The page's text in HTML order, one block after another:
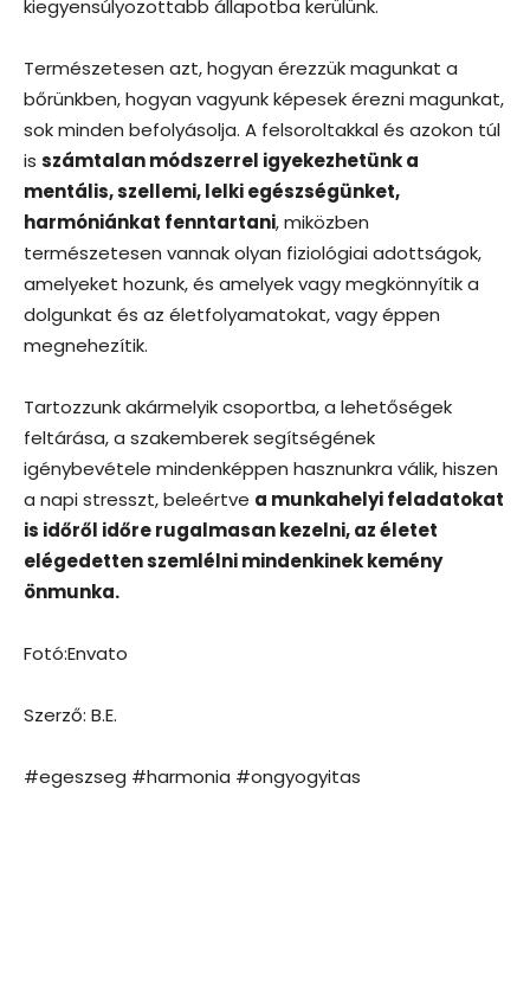
kiegyensúlyozottabb állapotba kerülünk.
Természetesen azt, hogyan érezzük magunkat a
bőrünkben, hogyan vagyunk képesek érezni magunkat,
sok minden befolyásolja. A felsoroltakkal és azokon túl
is számtalan módszerrel igyekezhetünk a
mentális, szellemi, lelki egészségünket,
harmóniánkat fenntartani, miközben
természetesen vannak olyan fiziológiai adottságok,
amelyeket hozunk, és amelyek vagy megkönnyítik a
dolgunkat és az életfolyamatokat, vagy éppen
megnehezítik.
Tartozzunk akármelyik csoportba, a lehetőségek
feltárása, a szakemberek segítségének
igénybevétele mindenképpen hasznunkra válik, hiszen
a napi stresszt, beleértve a munkahelyi feladatokat
is időről időre rugalmasan kezelni, az életet
elégedetten szemlélni mindenkinek kemény
önmunka.
Fotó:Envato
Szerző: B.E.
#egeszseg #harmonia #ongyogyitas